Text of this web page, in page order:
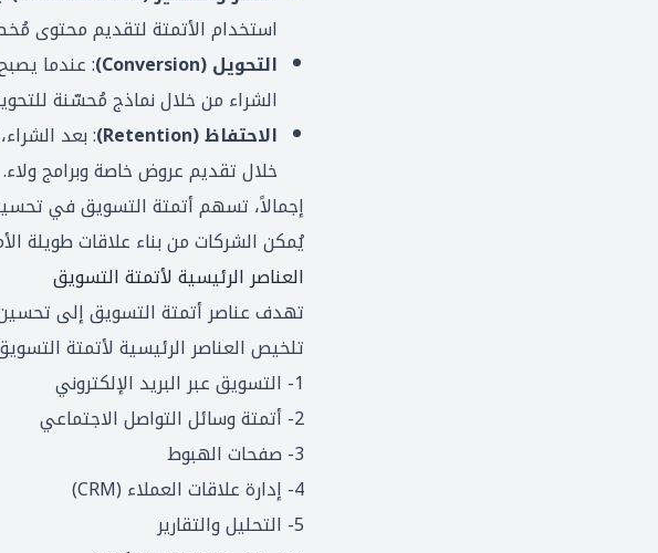
استخدام الأتمتة لتقديم محتوى
التحويل (Conversion)
: عندما
الشراء من خلال نماذج مُحسّنة
الاحتفاظ (Retention)
: بعد
خلال تقديم عروض خاصة وبرامج ولاء.
إجمالاً، تسهم أتمتة التسويق في
يُمكن الشركات من بناء علاقات طويلة
العناصر الرئيسية لأتمتة التسويق
تهدف عناصر أتمتة التسويق إلى
تلخيص العناصر الرئيسية لأتمتة
1- التسويق عبر البريد الإلكتروني
2- أتمتة وسائل التواصل الاجتماعي
3- صفحات الهبوط
4- إدارة علاقات العملاء (CRM)
5- التحليل والتقارير